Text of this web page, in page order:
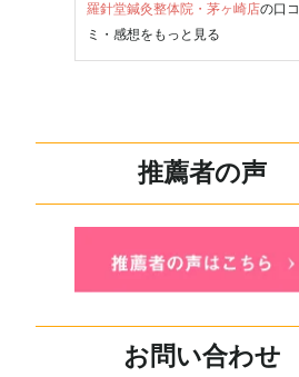
羅針堂鍼灸整体院・茅ヶ崎店の口コ
ミ・感想をもっと見る
推薦者の声
お問い合わせ